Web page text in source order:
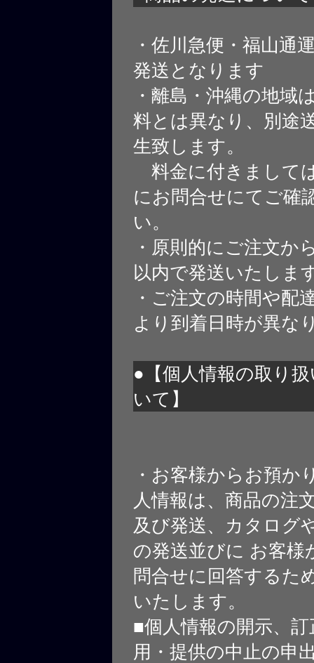
・佐川急便・福山通
発送となります
・離島・沖縄の地域
料とは異なり、別途
生致します。
料金に付きまして
にお問合せにてご確
い。
・原則的にご注文か
以内で発送いたしま
・ご注文の時間や配
より到着日時が異な
●【個人情報の取り
いて】
・お客様からお預か
人情報は、商品の注
及び発送、カタログ
の発送並びに お客様
問合せに回答するた
いたします。
■個人情報の開示、
用・提供の中止の申